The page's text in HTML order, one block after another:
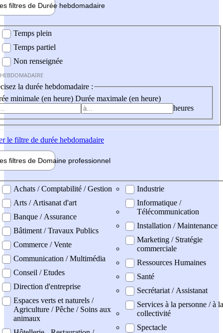
filtres de Durée hebdomadaire
Temps plein
Temps partiel
Non renseignée
la durée hebdomadaire :
minimale (en heure) Durée maximale (en heure)
heures
le filtre de durée hebdomadaire
filtres de Domaine professionnel
professionel
Achats / Comptabilité / Gestion
Arts / Artisanat d'art
Banque / Assurance
Bâtiment / Travaux Publics
Commerce / Vente
Communication / Multimédia
Conseil / Etudes
Direction d'entreprise
Espaces verts et naturels /
Agriculture / Pêche / Soins aux
animaux
Industrie
Informatique /
Télécommunication
Installation / Maintenance
Marketing / Stratégie
commerciale
Ressources Humaines
Santé
Secrétariat / Assistanat
Services à la personne / à la
collectivité
Spectacle